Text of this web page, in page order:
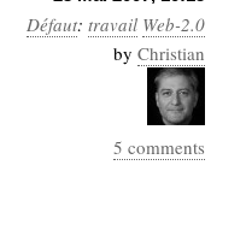
Défaut: travail Web-2.0
by Christian
5 comments